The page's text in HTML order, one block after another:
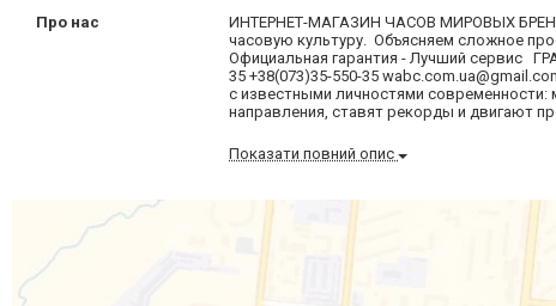
Про нас
ИНТЕРНЕТ-МАГАЗИН ЧАСОВ МИРОВЫХ
часовую культуру. Объясняем сложное
Официальная гарантия - Лучший сервис
35 +38(073)35-550-35
с известными личностями
направления, ставят рекорды и двигают
Показати повний опис